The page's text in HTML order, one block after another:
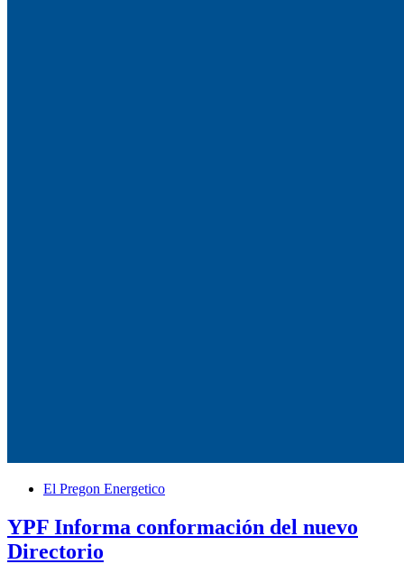
El Pregon Energetico
YPF Informa conformación del nuevo
Directorio